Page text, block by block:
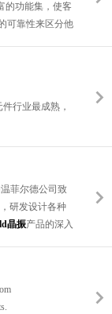
的功能集，使客
可靠性来区分他
芯片的优势，
行业最成熟，
本的需求，同时
菲尔德公司致
研发设计各种
晶振产品的深入
因和方法用于测